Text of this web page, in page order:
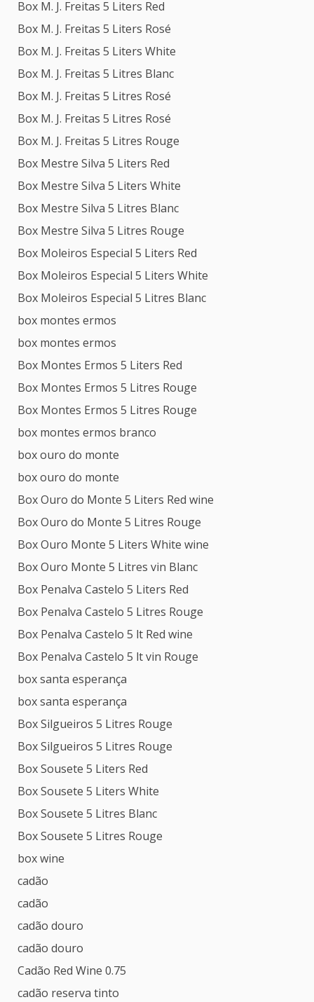
Box M. J. Freitas 5 Liters Red
Box M. J. Freitas 5 Liters Rosé
Box M. J. Freitas 5 Liters White
Box M. J. Freitas 5 Litres Blanc
Box M. J. Freitas 5 Litres Rosé
Box M. J. Freitas 5 Litres Rosé
Box M. J. Freitas 5 Litres Rouge
Box Mestre Silva 5 Liters Red
Box Mestre Silva 5 Liters White
Box Mestre Silva 5 Litres Blanc
Box Mestre Silva 5 Litres Rouge
Box Moleiros Especial 5 Liters Red
Box Moleiros Especial 5 Liters White
Box Moleiros Especial 5 Litres Blanc
box montes ermos
box montes ermos
Box Montes Ermos 5 Liters Red
Box Montes Ermos 5 Litres Rouge
Box Montes Ermos 5 Litres Rouge
box montes ermos branco
box ouro do monte
box ouro do monte
Box Ouro do Monte 5 Liters Red wine
Box Ouro do Monte 5 Litres Rouge
Box Ouro Monte 5 Liters White wine
Box Ouro Monte 5 Litres vin Blanc
Box Penalva Castelo 5 Liters Red
Box Penalva Castelo 5 Litres Rouge
Box Penalva Castelo 5 lt Red wine
Box Penalva Castelo 5 lt vin Rouge
box santa esperança
box santa esperança
Box Silgueiros 5 Litres Rouge
Box Silgueiros 5 Litres Rouge
Box Sousete 5 Liters Red
Box Sousete 5 Liters White
Box Sousete 5 Litres Blanc
Box Sousete 5 Litres Rouge
box wine
cadão
cadão
cadão douro
cadão douro
Cadão Red Wine 0.75
cadão reserva tinto